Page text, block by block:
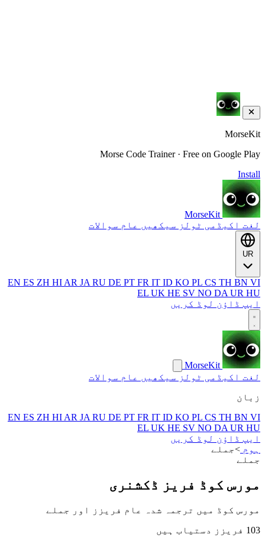
MorseKit
Morse Code Trainer · Free on Google Play
Install
MorseKit
لغت اکیڈمی ٹولز سیکھیں عام سوالات
UR
EN ES ZH HI AR JA RU DE PT FR IT ID KO PL CS TH BN VI
EL UK HE SV NO DA UR HU
ایپ ڈاؤن لوڈ کریں
MorseKit
لغت اکیڈمی ٹولز سیکھیں عام سوالات
زبان
EN ES ZH HI AR JA RU DE PT FR IT ID KO PL CS TH BN VI
EL UK HE SV NO DA UR HU
ایپ ڈاؤن لوڈ کریں
ہوم >جملے
جملے
مورس کوڈ فریز ڈکشنری
مورس کوڈ میں ترجمہ شدہ عام فریزز اور جملے
103 فریزز دستیاب ہیں